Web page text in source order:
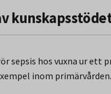
sepsis hos vuxna ur ett
inom primärvården.